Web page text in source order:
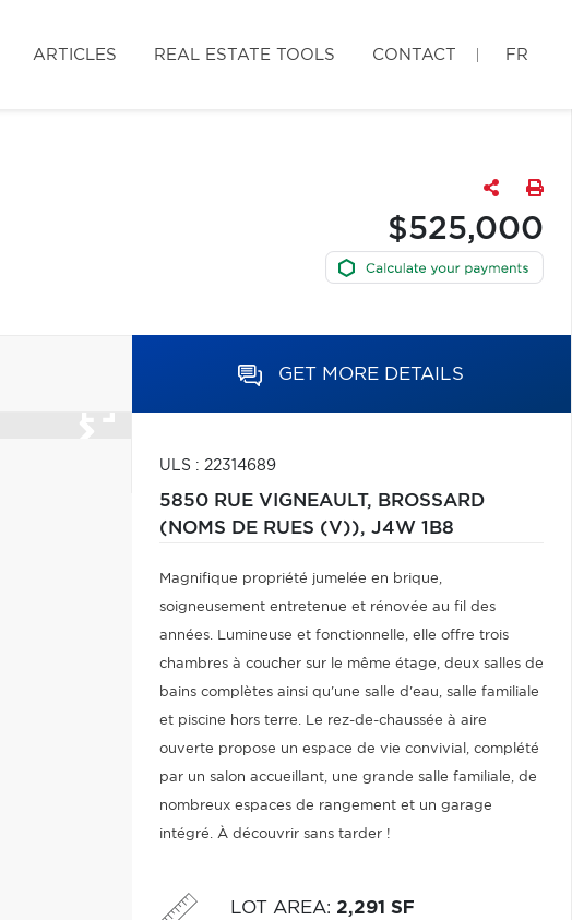
ARTICLES REAL ESTATE TOOLS CONTACT FR
$525,000
GET MORE DETAILS
ULS : 22314689
5850 RUE VIGNEAULT, BROSSARD
(NOMS DE RUES (V)), J4W 1B8
Magnifique propriété jumelée en brique,
soigneusement entretenue et rénovée au fil des
années. Lumineuse et fonctionnelle, elle offre trois
chambres à coucher sur le même étage, deux salles de
bains complètes ainsi qu'une salle d'eau, salle familiale
et piscine hors terre. Le rez-de-chaussée à aire
ouverte propose un espace de vie convivial, complété
par un salon accueillant, une grande salle familiale, de
nombreux espaces de rangement et un garage
intégré. À découvrir sans tarder !
LOT AREA: 2,291 SF